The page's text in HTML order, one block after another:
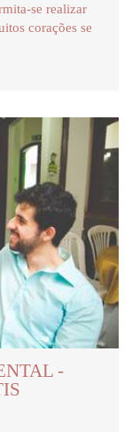
se realizar
corações se
-